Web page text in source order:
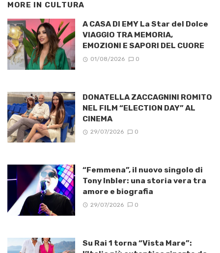
MORE IN CULTURA
A CASA DI EMY La Star del Dolce
VIAGGIO TRA MEMORIA,
EMOZIONI E SAPORI DEL CUORE
01/08/2026 0
DONATELLA ZACCAGNINI ROMITO
NEL FILM “ELECTION DAY” AL
CINEMA
29/07/2026 0
“Femmena”, il nuovo singolo di
Tony Inbler: una storia vera tra
amore e biografia
29/07/2026 0
Su Rai 1 torna “Vista Mare”: